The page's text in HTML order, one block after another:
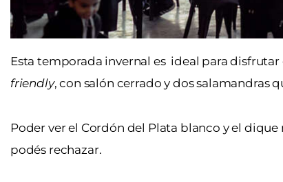
Esta temporada invernal es ideal para
friendly, con salón cerrado y dos salamandras
Poder ver el Cordón del Plata blanco y el
podés rechazar.